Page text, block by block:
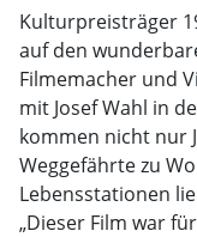
Kulturpreisträger
auf den
Filmemacher und
mit Josef Wahl in
kommen nicht nur
Weggefährte zu
Lebensstationen
„Dieser Film war